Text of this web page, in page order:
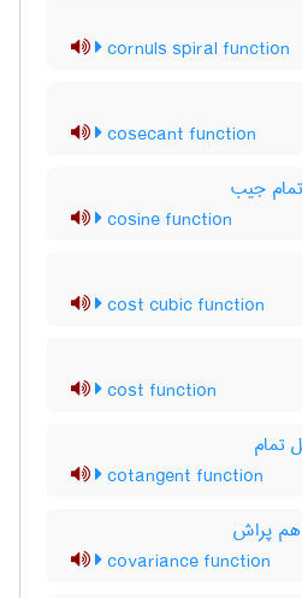
cornuls spiral function
cosecant function
جیب
cosine function
cost cubic function
cost function
تمام
cotangent function
هم پراش
covariance function